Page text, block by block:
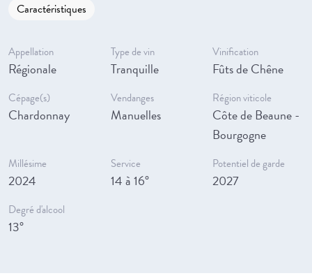
Caractéristiques
Appellation
Régionale
Type de vin
Tranquille
Vinification
Fûts de Chêne
Cépage(s)
Chardonnay
Vendanges
Manuelles
Région viticole
Côte de Beaune -
Bourgogne
Millésime
2024
Service
14 à 16°
Potentiel de garde
2027
Degré d'alcool
13°